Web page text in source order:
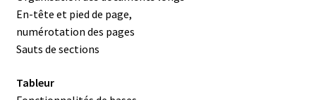
En-tête et pied de page,
numérotation des pages
Sauts de sections
Tableur